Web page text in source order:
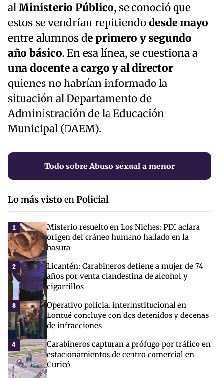
alMinisterio Público, se conoció que
estos se vendrían repitiendodesde mayo
entre alumnos de primero y segundo
año básico. En esa línea, se cuestiona a
una docente a cargo y al director
quienes no habrían informado la
situación al Departamento de
Administración de la Educación
Municipal (DAEM).
Todo sobre Abuso sexual a menor
Lo más vistoenPolicial
1
Misterio resuelto en Los Niches: PDI aclara
origen del cráneo humano hallado en la
basura
2
Licantén: Carabineros detiene a mujer de 74
años por venta clandestina de alcohol y
cigarrillos
3
Operativo policial interinstitucional en
Lontué concluye con dos detenidos y decenas
de infracciones
4
Carabineros capturan a prófugo por tráfico en
estacionamientos de centro comercial en
Curicó